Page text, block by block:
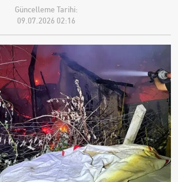
Güncelleme Tarihi:
09.07.2026 02:16